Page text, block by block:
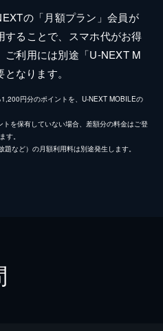
の「月額プラン」会員が
ることで、スマホ代がお得
ご利用には別途「U-NEXT M
なります。
円分のポイントを、U-NEXT MOBILEの
を保有していない場合、差額分の料金はご登
す。
など）の月額利用料は別途発生します。